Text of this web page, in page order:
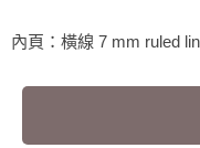
內頁：橫線 7 mm ruled